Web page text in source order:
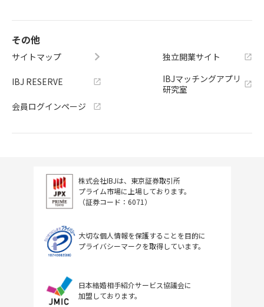
その他
サイトマップ
IBJ RESERVE
会員ログインページ
独立開業サイト
IBJマッチングアプリ
研究室
株式会社IBJは、東京証券取引所
プライム市場に上場しております。
（証券コード：6071）
大切な個人情報を保護することを目的に
プライバシーマークを取得しています。
日本結婚相手紹介サービス協議会に
加盟しております。